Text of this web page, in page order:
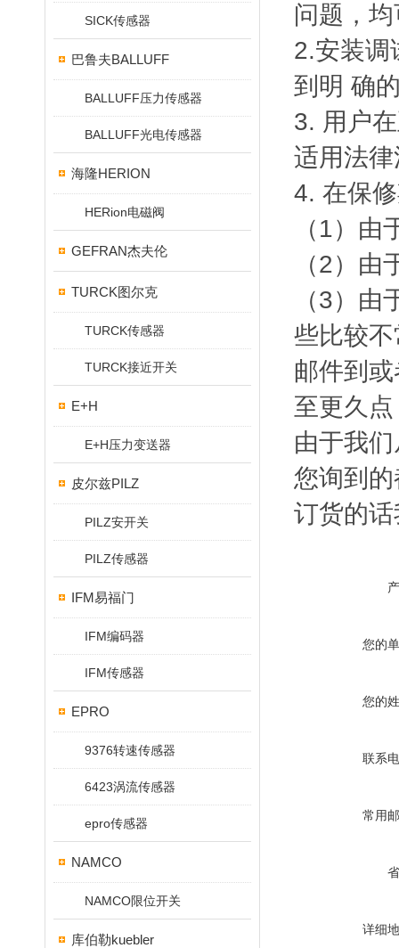
SICK传感器
巴鲁夫BALLUFF
BALLUFF压力传感器
BALLUFF光电传感器
海隆HERION
HERion电磁阀
GEFRAN杰夫伦
TURCK图尔克
TURCK传感器
TURCK接近开关
E+H
E+H压力变送器
皮尔兹PILZ
PILZ安开关
PILZ传感器
IFM易福门
IFM编码器
IFM传感器
EPRO
9376转速传感器
6423涡流传感器
epro传感器
NAMCO
NAMCO限位开关
库伯勒kuebler
问题，
2.安装调
到明 确
3. 用户
适用法
4. 在保
（1）
（2）
（3）
些比较
邮件到
至更久
由于我
您询到
订货的
您的
您的
联系
常用
详细